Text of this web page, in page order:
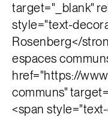
target="_blank"
style="text-
Rosenberg</
espaces
href="https://
communs"
<span